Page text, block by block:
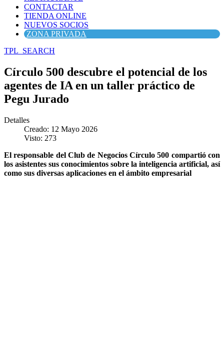
CONTACTAR
TIENDA ONLINE
NUEVOS SOCIOS
ZONA PRIVADA
TPL_SEARCH
Círculo 500 descubre el potencial de los
agentes de IA en un taller práctico de
Pegu Jurado
Detalles
Creado: 12 Mayo 2026
Visto: 273
El responsable del Club de Negocios Círculo 500 compartió con
los asistentes sus conocimientos sobre la inteligencia artificial, así
como sus diversas aplicaciones en el ámbito empresarial